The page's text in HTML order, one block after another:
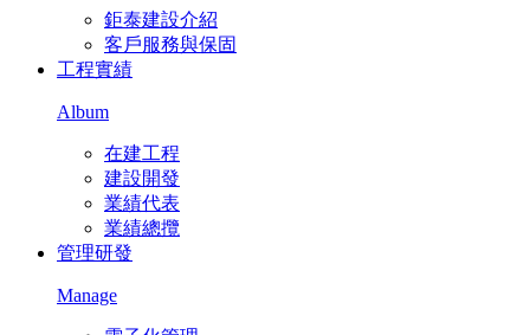
鉅泰建設介紹
客戶服務與保固
工程實績
Album
在建工程
建設開發
業績代表
業績總攬
管理研發
Manage